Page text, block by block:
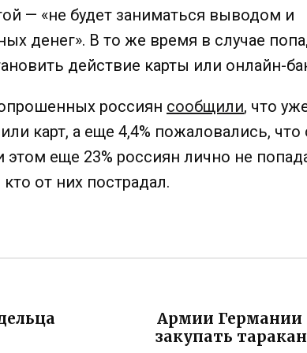
— «не будет заниматься выводом и
денег». В то же время в случае
действие карты или онлайн-
россиян сообщили, что
карт, а еще 4,4% пожаловались, что
этом еще 23% россиян лично не
от них пострадал.
Армии Германии
закупать